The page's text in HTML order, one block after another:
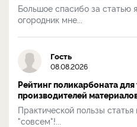
Большое спасибо за статью
огородник мне...
Гость
08.08.2026
Рейтинг поликарбоната
производителей
Практической пользы
"совсем"!...